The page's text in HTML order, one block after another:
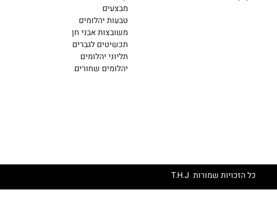
מבצעים
טבעות יהלומים
משובצות אבני חן
תכשיטים לגברים
תליוני יהלומים
יהלומים שחורים
כל הזכויות שמורות T.H.J